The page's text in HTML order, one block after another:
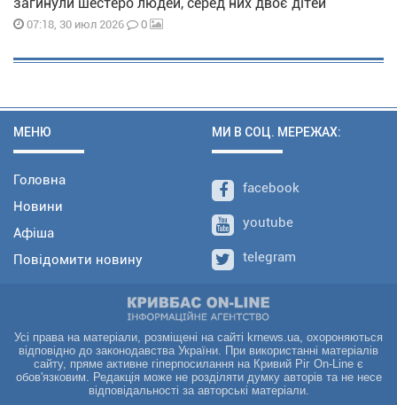
загинули шестеро людей, серед них двоє дітей
07:18, 30 июл 2026 0
МЕНЮ
Головна
Новини
Афіша
Повідомити новину
МИ В СОЦ. МЕРЕЖАХ:
facebook
youtube
telegram
Усі права на матеріали, розміщені на сайті krnews.ua, охороняються
відповідно до законодавства України. При використанні матеріалів
сайту, пряме активне гіперпосилання на Кривий Ріг On-Line є
обов'язковим. Редакція може не розділяти думку авторів та не несе
відповідальності за авторські матеріали.